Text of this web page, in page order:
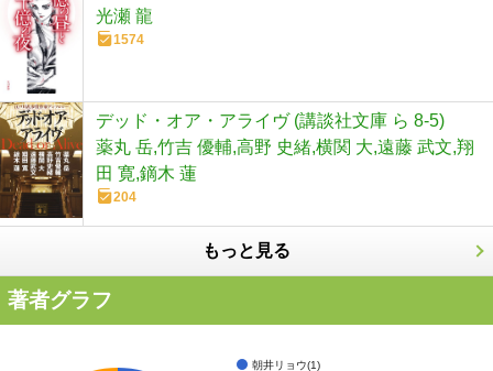
光瀬 龍
1574
デッド・オア・アライヴ (講談社文庫 ら 8-5)
薬丸 岳,竹吉 優輔,高野 史緒,横関 大,遠藤 武文,翔
田 寛,鏑木 蓮
204
もっと見る
著者グラフ
朝井リョウ(1)